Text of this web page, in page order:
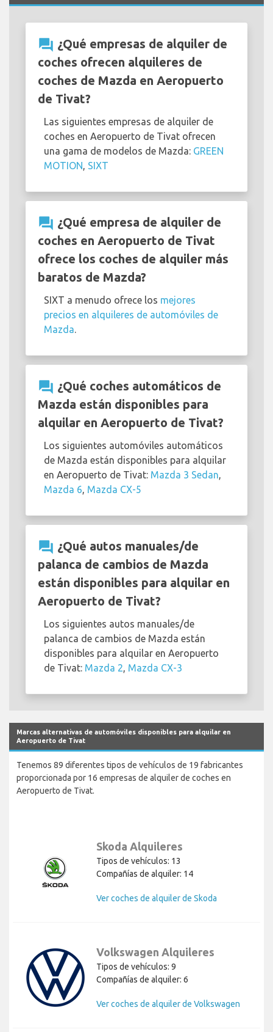
question_answer ¿Qué empresas de alquiler de
coches ofrecen alquileres de
coches de Mazda en Aeropuerto
de Tivat?
Las siguientes empresas de alquiler de
coches en Aeropuerto de Tivat ofrecen
una gama de modelos de Mazda: GREEN
MOTION, SIXT
question_answer ¿Qué empresa de alquiler de
coches en Aeropuerto de Tivat
ofrece los coches de alquiler más
baratos de Mazda?
SIXT a menudo ofrece los mejores
precios en alquileres de automóviles de
Mazda.
question_answer ¿Qué coches automáticos de
Mazda están disponibles para
alquilar en Aeropuerto de Tivat?
Los siguientes automóviles automáticos
de Mazda están disponibles para alquilar
en Aeropuerto de Tivat: Mazda 3 Sedan,
Mazda 6, Mazda CX-5
question_answer ¿Qué autos manuales/de
palanca de cambios de Mazda
están disponibles para alquilar en
Aeropuerto de Tivat?
Los siguientes autos manuales/de
palanca de cambios de Mazda están
disponibles para alquilar en Aeropuerto
de Tivat: Mazda 2, Mazda CX-3
Marcas alternativas de automóviles disponibles para alquilar en
Aeropuerto de Tivat
Tenemos 89 diferentes tipos de vehículos de 19 fabricantes
proporcionada por 16 empresas de alquiler de coches en
Aeropuerto de Tivat.
Skoda Alquileres
Tipos de vehículos: 13
Compañías de alquiler: 14
Ver coches de alquiler de Skoda
Volkswagen Alquileres
Tipos de vehículos: 9
Compañías de alquiler: 6
Ver coches de alquiler de Volkswagen